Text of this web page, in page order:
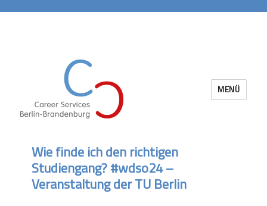
MENÜ
Wie finde ich den richtigen
Studiengang? #wdso24 –
Veranstaltung der TU Berlin